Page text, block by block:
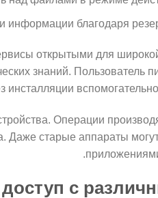
информации благодаря
открытыми для
знаний. Пользователь
инсталляции
Операции
Даже старые аппараты
доступ с